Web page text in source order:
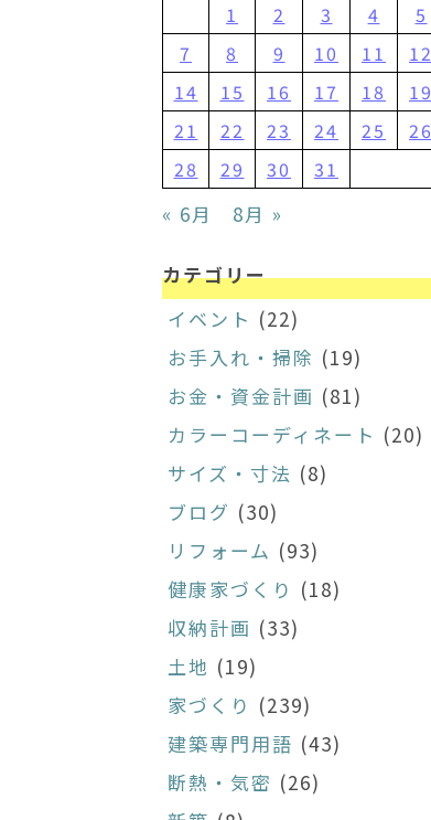
1 2 3 4 5
7
8 9 10 11 12
14
15 16 17 18 19
21
22 23 24 25 26
28
29 30 31
« 6月 8月 »
カテゴリー
イベント (22)
お手入れ・掃除 (19)
お金・資金計画 (81)
カラーコーディネート (20)
サイズ・寸法 (8)
ブログ (30)
リフォーム (93)
健康家づくり (18)
収納計画 (33)
土地 (19)
家づくり (239)
建築専門用語 (43)
断熱・気密 (26)